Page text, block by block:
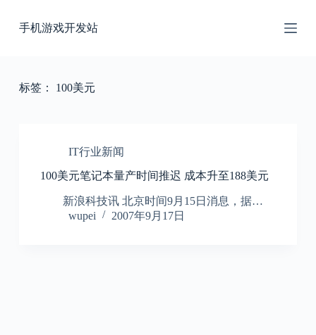
过
手机游戏开发站
标签： 100美元
IT行业新闻
100美元笔记本量产时间推迟 成本升至188美元
新浪科技讯 北京时间9月15日消息，据…
wupei
2007年9月17日